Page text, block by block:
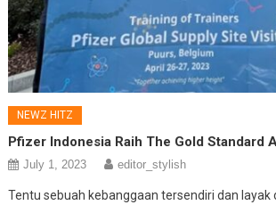
NEWZ HITZ
Pfizer Indonesia Raih The Gold Standard
July 1, 2023 editor_stylish
Tentu sebuah kebanggaan tersendiri dan layak